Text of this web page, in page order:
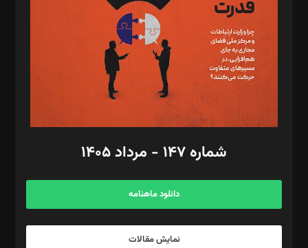
رستمی،مصطفی باستان
ویرایش: نگار استاد‌‌آقا
طراح یونیفرم: مجید توکلی
فیلمبرداری و عکاسی: امیر شفیعی، مانی لطفی زاده
گرافیک و صفحه‌آرایی: سید‌سبحان‌علی ثابت
مد‌یر توسعه تجاری: کامبیز برید‌
امور مالی: شاپور رهبری، محمد‌ کاظمی‌نیا
آگهی و مشترکین: ۰۹۱۹۹۹۹۰۴۵۴
شماره ۱۴۷ - مرداد ۱۴۰۵
دانلود ماهنامه
نمایش مقالات